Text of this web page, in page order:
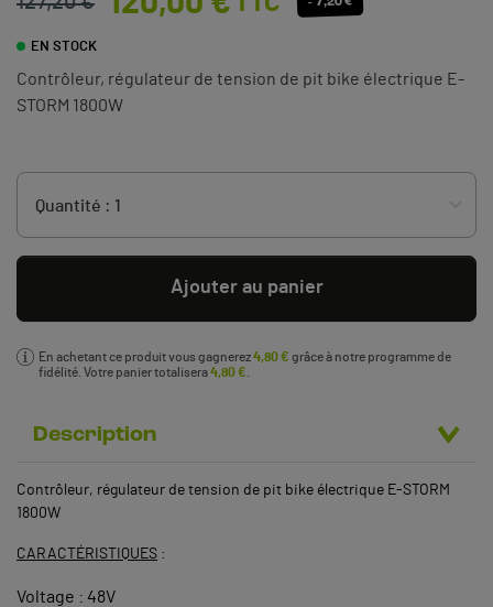
EN STOCK
Contrôleur, régulateur de tension de pit bike électrique E-
STORM 1800W
Ajouter au panier
En achetant ce produit vous gagnerez4,80 € grâce à notre programme de
fidélité. Votre panier totalisera4,80 €
Description
Contrôleur, régulateur de tension de pit bike électrique E-STORM
1800W
CARACTÉRISTIQUES :
Voltage : 48V